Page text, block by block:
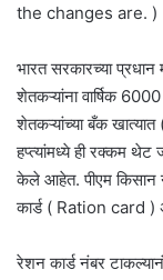
the changes are. )
भारत सरकारच्या
शेतकऱ्यांना वार्षिक
शेतकऱ्यांच्या बँक
हप्त्यांमध्ये ही रक्कम
केले आहेत. पीएम किसान
कार्ड ( Ration card )
रेशन कार्ड नंबर